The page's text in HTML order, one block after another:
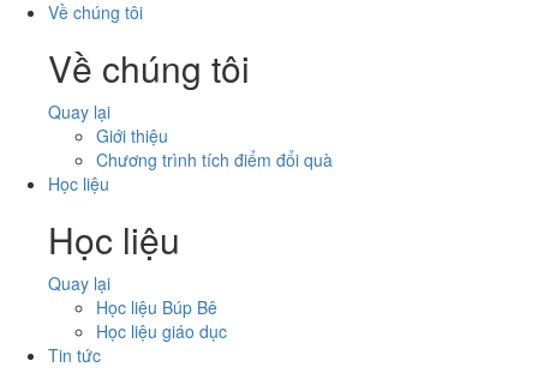
Về chúng tôi
Về chúng tôi
Quay lại
Giới thiệu
Chương trình tích điểm đổi quà
Học liệu
Học liệu
Quay lại
Học liệu Búp Bê
Học liệu giáo dục
Tin tức